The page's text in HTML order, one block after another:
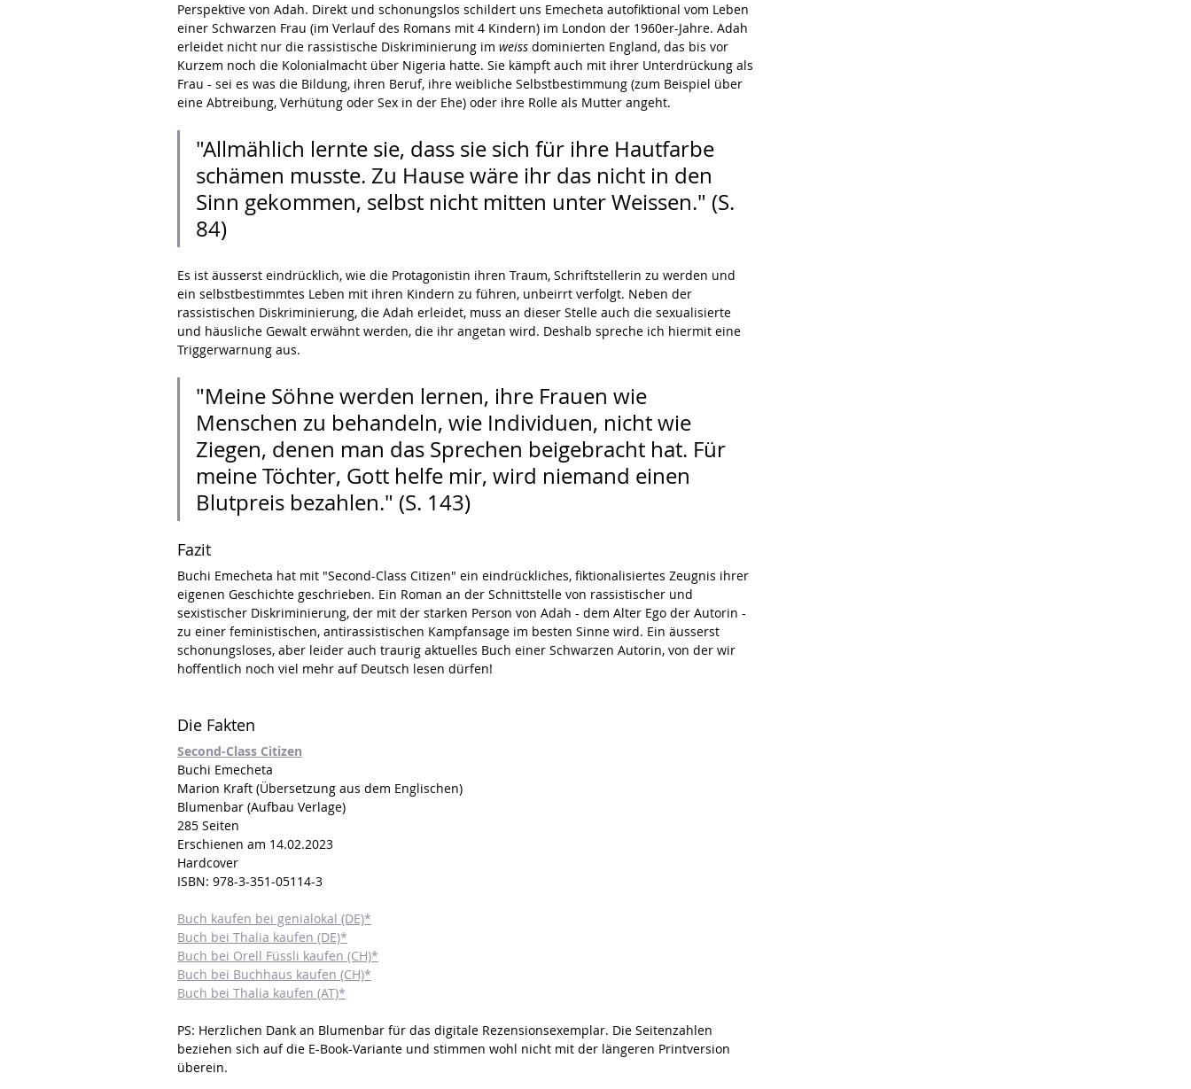
Perspektive von Adah. Direkt und schonungslos schildert uns Emecheta autofiktional vom Leben
einer Schwarzen Frau (im Verlauf des Romans mit 4 Kindern) im London der 1960er-Jahre. Adah
erleidet nicht nur die rassistische Diskriminierung im weiss dominierten England, das bis vor
Kurzem noch die Kolonialmacht über Nigeria hatte. Sie kämpft auch mit ihrer Unterdrückung als
Frau - sei es was die Bildung, ihren Beruf, ihre weibliche Selbstbestimmung (zum Beispiel über
eine Abtreibung, Verhütung oder Sex in der Ehe) oder ihre Rolle als Mutter angeht.
"Allmählich lernte sie, dass sie sich für ihre Hautfarbe
schämen musste. Zu Hause wäre ihr das nicht in den
Sinn gekommen, selbst nicht mitten unter Weissen." (S.
84)
Es ist äusserst eindrücklich, wie die Protagonistin ihren Traum, Schriftstellerin zu werden und
ein selbstbestimmtes Leben mit ihren Kindern zu führen, unbeirrt verfolgt. Neben der
rassistischen Diskriminierung, die Adah erleidet, muss an dieser Stelle auch die sexualisierte
und häusliche Gewalt erwähnt werden, die ihr angetan wird. Deshalb spreche ich hiermit eine
Triggerwarnung aus.
"Meine Söhne werden lernen, ihre Frauen wie
Menschen zu behandeln, wie Individuen, nicht wie
Ziegen, denen man das Sprechen beigebracht hat. Für
meine Töchter, Gott helfe mir, wird niemand einen
Blutpreis bezahlen." (S. 143)
Fazit
Buchi Emecheta hat mit "Second-Class Citizen" ein eindrückliches, fiktionalisiertes Zeugnis ihrer
eigenen Geschichte geschrieben. Ein Roman an der Schnittstelle von rassistischer und
sexistischer Diskriminierung, der mit der starken Person von Adah - dem Alter Ego der Autorin -
zu einer feministischen, antirassistischen Kampfansage im besten Sinne wird. Ein äusserst
schonungsloses, aber leider auch traurig aktuelles Buch einer Schwarzen Autorin, von der wir
hoffentlich noch viel mehr auf Deutsch lesen dürfen!
Die Fakten
Second-Class Citizen
Buchi Emecheta
Marion Kraft (Übersetzung aus dem Englischen)
Blumenbar (Aufbau Verlage)
285 Seiten
Erschienen am 14.02.2023
Hardcover
ISBN: 978-3-351-05114-3
Buch kaufen bei genialokal (DE)*
Buch bei Thalia kaufen (DE)*
Buch bei Orell Füssli kaufen (CH)*
Buch bei Buchhaus kaufen (CH)*
Buch bei Thalia kaufen (AT)*
PS: Herzlichen Dank an Blumenbar für das digitale Rezensionsexemplar. Die Seitenzahlen
beziehen sich auf die E-Book-Variante und stimmen wohl nicht mit der längeren Printversion
überein.